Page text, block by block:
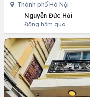
Thành phố Hà Nội
Nguyễn Đức Hải
Đăng hôm qua